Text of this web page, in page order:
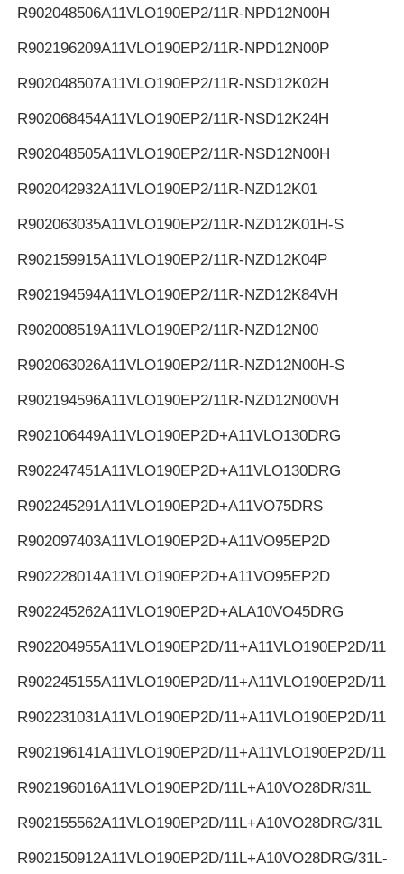
R902048506A11VLO190EP2/11R-NPD12N00H
R902196209A11VLO190EP2/11R-NPD12N00P
R902048507A11VLO190EP2/11R-NSD12K02H
R902068454A11VLO190EP2/11R-NSD12K24H
R902048505A11VLO190EP2/11R-NSD12N00H
R902042932A11VLO190EP2/11R-NZD12K01
R902063035A11VLO190EP2/11R-NZD12K01H-S
R902159915A11VLO190EP2/11R-NZD12K04P
R902194594A11VLO190EP2/11R-NZD12K84VH
R902008519A11VLO190EP2/11R-NZD12N00
R902063026A11VLO190EP2/11R-NZD12N00H-S
R902194596A11VLO190EP2/11R-NZD12N00VH
R902106449A11VLO190EP2D+A11VLO130DRG
R902247451A11VLO190EP2D+A11VLO130DRG
R902245291A11VLO190EP2D+A11VO75DRS
R902097403A11VLO190EP2D+A11VO95EP2D
R902228014A11VLO190EP2D+A11VO95EP2D
R902245262A11VLO190EP2D+ALA10VO45DRG
R902204955A11VLO190EP2D/11+A11VLO190EP2D/11
R902245155A11VLO190EP2D/11+A11VLO190EP2D/11
R902231031A11VLO190EP2D/11+A11VLO190EP2D/11
R902196141A11VLO190EP2D/11+A11VLO190EP2D/11
R902196016A11VLO190EP2D/11L+A10VO28DR/31L
R902155562A11VLO190EP2D/11L+A10VO28DRG/31L
R902150912A11VLO190EP2D/11L+A10VO28DRG/31L-K